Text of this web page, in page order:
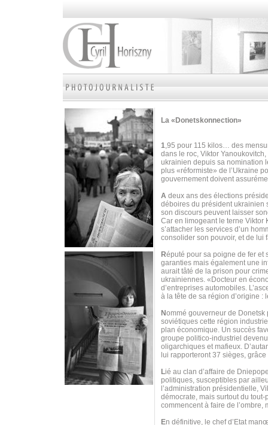
La «Donetskonnection»
1,95 pour 115 kilos… des
dans le roc, Viktor
ukrainien depuis sa nomination
plus «réformiste» de l’Ukraine
gouvernement doivent
A deux ans des élections
déboires du président ukrainien
son discours peuvent laisser
Car en limogeant le terne Viktor
s’attacher les services d’un
consolider son pouvoir, et de lui
Réputé pour sa poigne de fer et
garanties mais également une
aurait tâté de la prison pour
ukrainiennes. «Docteur en
d’entreprises automobiles.
à la tête de sa région d’origine :
Nommé gouverneur de Donetsk
soviétiques cette région
plan économique. Un succès
groupe politico-industriel
oligarchiques et mafieux.
lui rapporteront 37 sièges,
Lié au clan d’affaire de
politiques, susceptibles par
l’administration présidentielle,
démocrate, mais surtout du
commencent à faire de
En définitive, le chef d’Etat